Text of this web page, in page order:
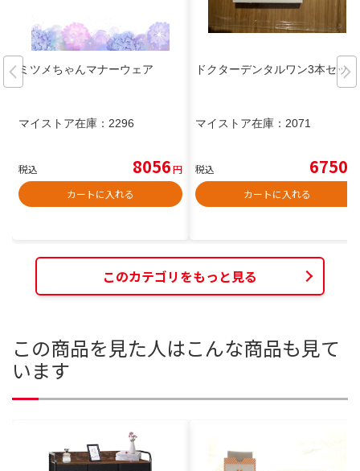
ミツメちゃんマナーウェア
マイストア在庫： 2296
税込 8056円
カートに入れる
ドクターデンタルワン3本セット
マイストア在庫： 2071
税込 6750
カートに入れる
このカテゴリをもっと見る
この商品を見た人はこんな商品も見て
います